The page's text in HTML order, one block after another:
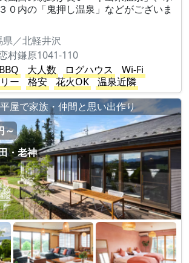
０内の「鬼押し温泉」などがございま
／北軽井沢
村鎌原1041-110
大人数 ログハウス
Wi-Fi
ー
格安 花火OK
温泉近隣
屋で家族・仲間と思い出作り
～
・老神